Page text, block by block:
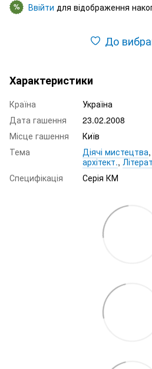
% Ввійти для відображення
До
Характеристики
Країна
Україна
Дата гашення
23.02.2008
Місце гашення
Київ
Тема
Діячі мистецтва,
архітект.,
Специфікація
Серія КМ